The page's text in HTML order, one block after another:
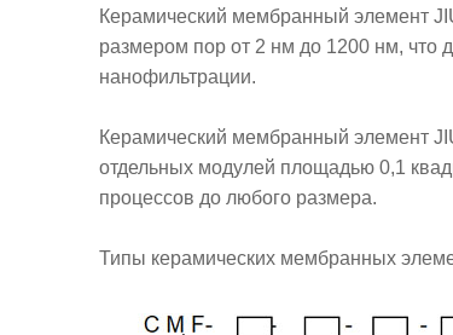
Керамический мембранный элемент
размером пор от 2 нм до 1200 нм, что
нанофильтрации.
Керамический мембранный элемент
отдельных модулей площадью 0,1
процессов до любого размера.
Типы керамических мембранных